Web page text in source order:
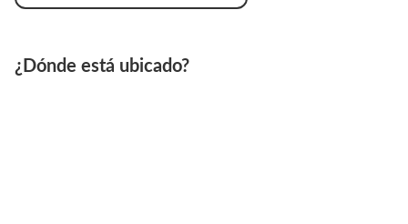
¿Dónde está ubicado?